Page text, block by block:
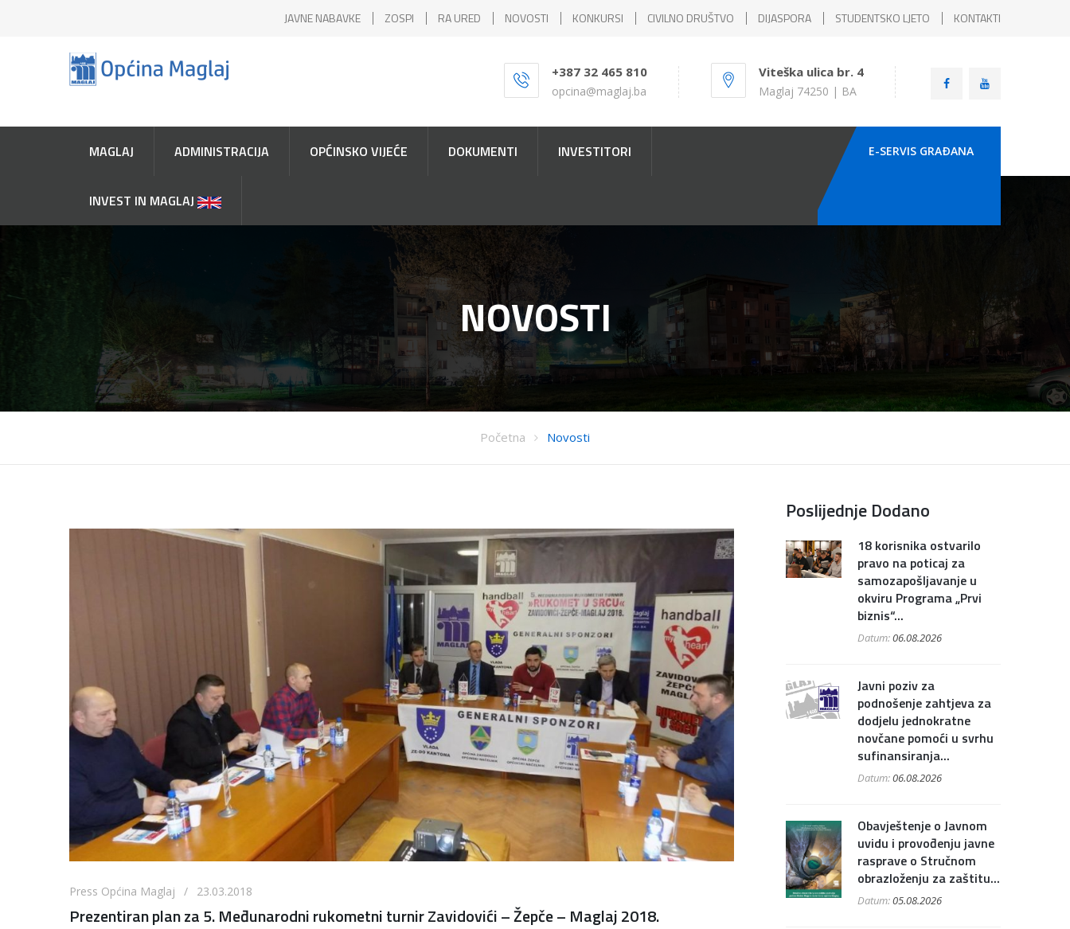
JAVNE NABAVKE ZOSPI RA URED NOVOSTI KONKURSI CIVILNO DRUŠTVO DIJASPORA STUDENTSKO LJETO KONTAKTI
+387 32 465 810
opcina@maglaj.ba
Viteška ulica br. 4
Maglaj 74250 | BA
MAGLAJ ADMINISTRACIJA OPĆINSKO VIJEĆE DOKUMENTI INVESTITORI
INVEST IN MAGLAJ
E-SERVIS GRAÐANA
NOVOSTI
Početna Novosti
Press Općina Maglaj / 23.03.2018
Prezentiran plan za 5. Međunarodni rukometni turnir Zavidovići – Žepče – Maglaj 2018.
Poslijednje Dodano
18 korisnika ostvarilo
pravo na poticaj za
samozapošljavanje u
okviru Programa „Prvi
biznis“...
Datum:06.08.2026
Javni poziv za
podnošenje zahtjeva za
dodjelu jednokratne
novčane pomoći u svrhu
sufinansiranja...
Datum:06.08.2026
Obavještenje o Javnom
uvidu i provođenju javne
rasprave o Stručnom
obrazloženju za zaštitu...
Datum:05.08.2026